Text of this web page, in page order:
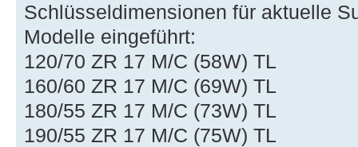
Schlüsseldimensionen für aktuelle
Modelle eingeführt:
120/70 ZR 17 M/C (58W) TL
160/60 ZR 17 M/C (69W) TL
180/55 ZR 17 M/C (73W) TL
190/55 ZR 17 M/C (75W) TL